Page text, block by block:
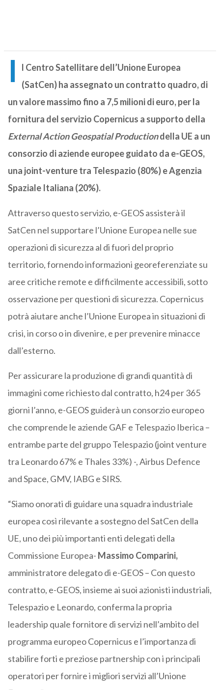
I
l Centro Satellitare dell’Unione Europea
(SatCen) ha assegnato un contratto quadro, di
un valore massimo fino a 7,5 milioni di euro, per la
fornitura del servizio Copernicus a supporto della
External Action Geospatial Productiondella UE a un
consorzio di aziende europee guidato da e-GEOS,
una joint-venture tra Telespazio (80%) e Agenzia
Spaziale Italiana (20%).
Attraverso questo servizio, e-GEOS assisterà il
SatCen nel supportare l’Unione Europea nelle sue
operazioni di sicurezza al di fuori del proprio
territorio, fornendo informazioni georeferenziate su
aree critiche remote e difficilmente accessibili, sotto
osservazione per questioni di sicurezza. Copernicus
potrà aiutare anche l’Unione Europea in situazioni di
crisi, in corso o in divenire, e per prevenire minacce
dall’esterno.
Per assicurare la produzione di grandi quantità di
immagini come richiesto dal contratto, h24 per 365
giorni l’anno, e-GEOS guiderà un consorzio europeo
che comprende le aziende GAF e Telespazio Iberica –
entrambe parte del gruppo Telespazio (joint venture
tra Leonardo 67% e Thales 33%) -, Airbus Defence
and Space, GMV, IABG e SIRS.
“Siamo onorati di guidare una squadra industriale
europea così rilevante a sostegno del SatCen della
UE, uno dei più importanti enti delegati della
Commissione Europea- Massimo Comparini,
amministratore delegato di e-GEOS – Con questo
contratto, e-GEOS, insieme ai suoi azionisti industriali,
Telespazio e Leonardo, conferma la propria
leadership quale fornitore di servizi nell’ambito del
programma europeo Copernicus e l’importanza di
stabilire forti e preziose partnership con i principali
operatori per fornire i migliori servizi all’Unione